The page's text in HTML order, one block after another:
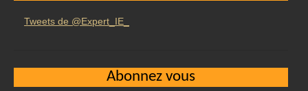
Tweets de @Expert_IE_
Abonnez vous